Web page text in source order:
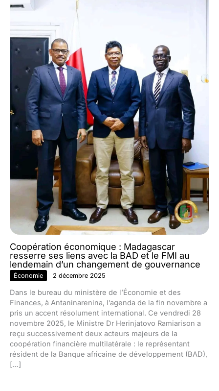
Coopération économique : Madagascar
resserre ses liens avec la BAD et le FMI au
lendemain d’un changement de gouvernance
Économie 2 décembre 2025
Dans le bureau du ministère de l’Économie et des
Finances, à Antaninarenina, l’agenda de la fin novembre a
pris un accent résolument international. Ce vendredi 28
novembre 2025, le Ministre Dr Herinjatovo Ramiarison a
reçu successivement deux acteurs majeurs de la
coopération financière multilatérale : le représentant
résident de la Banque africaine de développement (BAD),
[…]